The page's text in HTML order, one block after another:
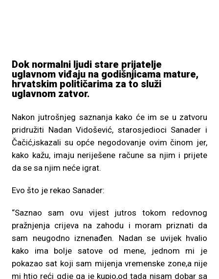
Dok normalni ljudi stare prijatelje
uglavnom viđaju na godišnjicama mature,
hrvatskim političarima za to služi
uglavnom zatvor.
Nakon jutrošnjeg saznanja kako će im se u zatvoru
pridružiti Nadan Vidošević, starosjedioci Sanader i
Čačić,iskazali su opće negodovanje ovim činom jer,
kako kažu, imaju neriješene račune sa njim i prijete
da se sa njim neće igrat.
Evo što je rekao Sanader:
“Saznao sam ovu vijest jutros tokom redovnog
pražnjenja crijeva na zahodu i moram priznati da
sam neugodno iznenađen. Nadan se uvijek hvalio
kako ima bolje satove od mene, jednom mi je
pokazao sat koji sam mijenja vremenske zone,a nije
mi htio reći gdje ga je kupio,od tada nisam dobar sa